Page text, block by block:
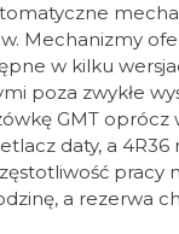
części. Liczba
w ciągu
i nadal
pierwszy
erę. W 2024
rękę z Seiko na
i nowych
stylu życia. W
Mechanizmy
w kilku
poza zwykłe
GMT oprócz
daty, a 4R36
pracy
a rezerwa